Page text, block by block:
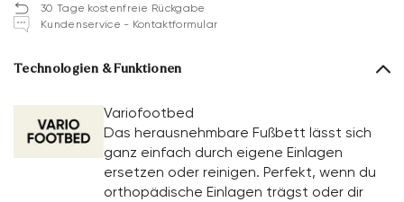
30 Tage kostenfreie Rückgabe
Kundenservice - Kontaktformular
Technologien & Funktionen
Variofootbed
Das herausnehmbare Fußbett lässt sich
ganz einfach durch eigene Einlagen
ersetzen oder reinigen. Perfekt, wenn du
orthopädische Einlagen trägst oder dir